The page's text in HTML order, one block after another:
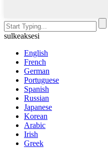
sulkeaksesi
English
French
German
Portuguese
Spanish
Russian
Japanese
Korean
Arabic
Irish
Greek